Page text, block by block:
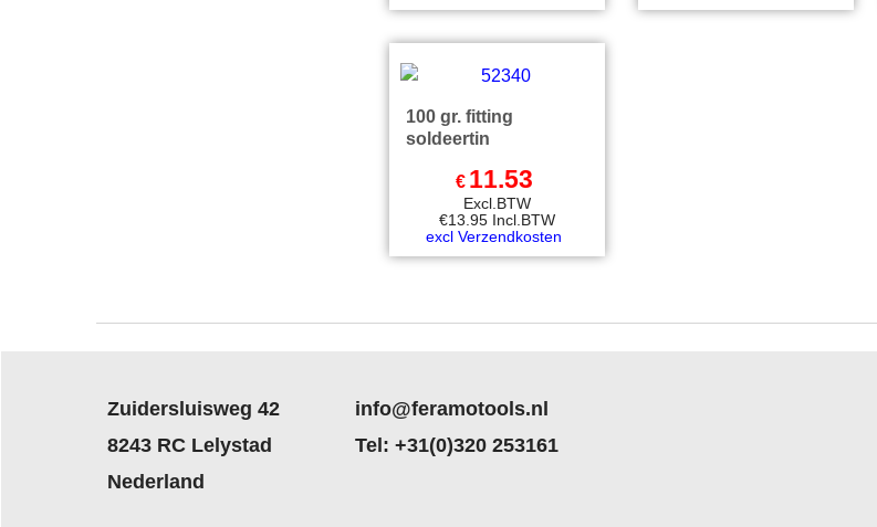
100 gr. fitting
soldeertin
€ 11.53
Excl.BTW
€13.95 Incl.BTW
excl Verzendkosten
Zuidersluisweg 42
8243 RC Lelystad
Nederland
info@feramotools.nl
Tel: +31(0)320 253161